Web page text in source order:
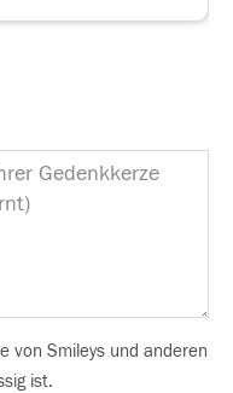
von Smileys und anderen
ist.